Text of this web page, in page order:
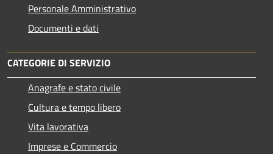
Personale Amministrativo
Documenti e dati
CATEGORIE DI SERVIZIO
Anagrafe e stato civile
Cultura e tempo libero
Vita lavorativa
Imprese e Commercio